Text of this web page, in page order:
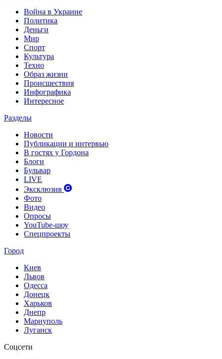
Война в Украине
Политика
Деньги
Мир
Спорт
Культура
Техно
Образ жизни
Происшествия
Инфографика
Интересное
Разделы
Новости
Публикации и интервью
В гостях у Гордона
Блоги
Бульвар
LIVE
Эксклюзив
Фото
Видео
Опросы
YouTube-шоу
Спецпроекты
Город
Киев
Львов
Одесса
Донецк
Харьков
Днепр
Мариуполь
Луганск
Соцсети